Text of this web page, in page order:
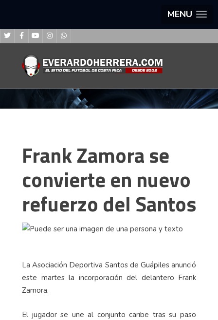
MENU
Frank Zamora se
convierte en nuevo
refuerzo del Santos
La Asociación Deportiva Santos de Guápiles anunció
este martes la incorporación del delantero Frank
Zamora.
El jugador se une al conjunto caribe tras su paso